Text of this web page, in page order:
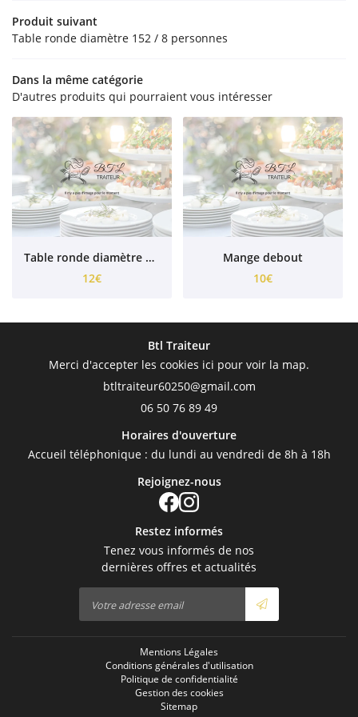
NOS CARTES
ACTUALITÉS
GRATUIT
Restez
Inscription
Produit suivant
Table ronde diamètre 152 / 8 personnes
Dans la même catégorie
D'autres produits qui pourraient vous intéresser
Table ronde diamètre 152 / 8 personnes
12€
Mange debout
10€
Btl Traiteur
Merci d'accepter les cookies ici pour voir la map.
06 50 76 89 49
Horaires d'ouverture
Accueil téléphonique : du lundi au vendredi de 8h à 18h
Rejoignez-nous
Restez informés
Tenez vous informés de nos
dernières offres et actualités
Mentions Légales
Conditions générales d'utilisation
Politique de confidentialité
Gestion des cookies
Sitemap